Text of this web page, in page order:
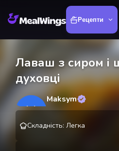
Рецепти
Лаваш з сиром і
духовці
M
Maksym
Складність: Легка